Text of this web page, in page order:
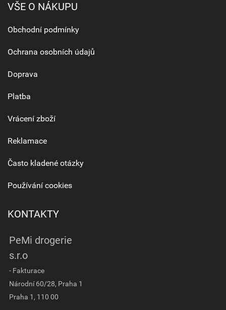
VŠE O NÁKUPU
Obchodní podmínky
Ochrana osobních údajů
Doprava
Platba
Vrácení zboží
Reklamace
Často kladené otázky
Používání cookies
KONTAKTY
PeMi drogerie
s.r.o
- Fakturace
Národní 60/28, Praha 1
Praha 1, 110 00